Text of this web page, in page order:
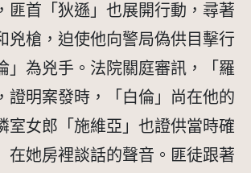
匪首「狄遜」也展開行動，尋著
兇槍，迫使他向警局偽供目擊行
」為兇手。法院關庭審訊，「羅
證明案發時，「白倫」尚在他的
室女郎「施維亞」也證供當時確
在她房裡談話的聲音。匪徒跟著